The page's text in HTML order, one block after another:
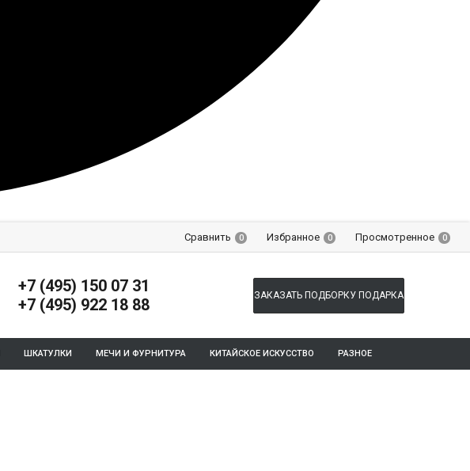
Сравнить 0 Избранное 0 Просмотренное 0
+7 (495) 150 07 31
+7 (495) 922 18 88
ЗАКАЗАТЬ ПОДБОРКУ ПОДАРКА
ШКАТУЛКИ МЕЧИ И ФУРНИТУРА КИТАЙСКОЕ ИСКУССТВО РАЗНОЕ